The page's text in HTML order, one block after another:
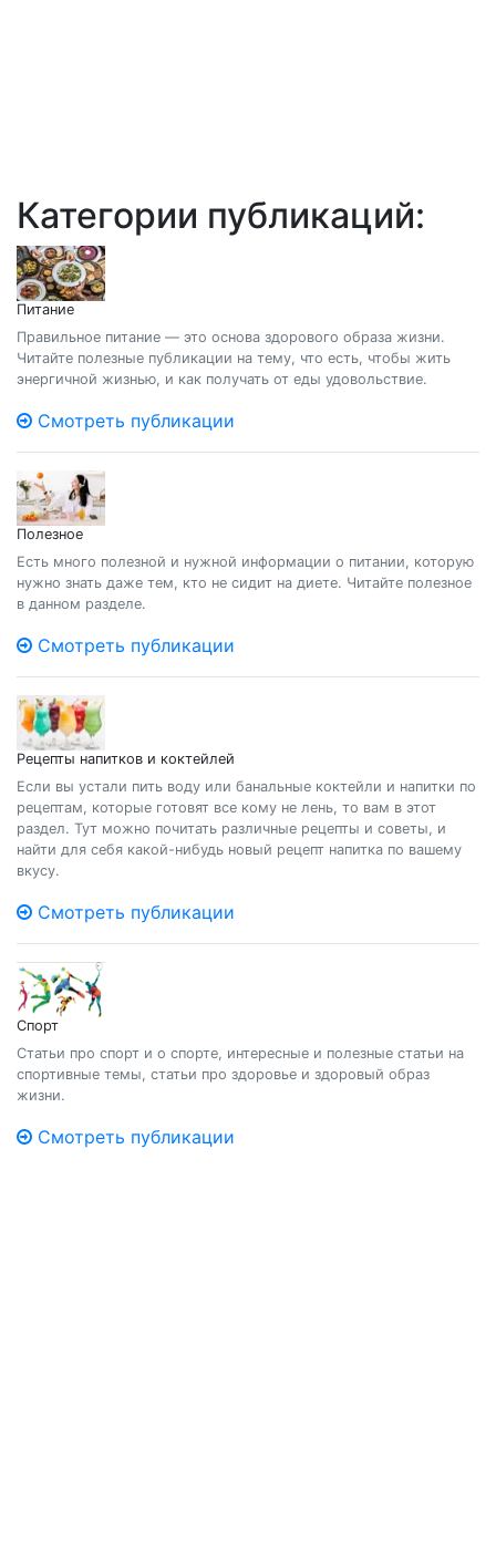
Категории публикаций:
Питание
Правильное питание — это основа здорового образа жизни.
Читайте полезные публикации на тему, что есть, чтобы жить
энергичной жизнью, и как получать от еды удовольствие.
Смотреть публикации
Полезное
Есть много полезной и нужной информации о питании, которую
нужно знать даже тем, кто не сидит на диете. Читайте полезное
в данном разделе.
Смотреть публикации
Рецепты напитков и коктейлей
Если вы устали пить воду или банальные коктейли и напитки по
рецептам, которые готовят все кому не лень, то вам в этот
раздел. Тут можно почитать различные рецепты и советы, и
найти для себя какой-нибудь новый рецепт напитка по вашему
вкусу.
Смотреть публикации
Спорт
Статьи про спорт и о спорте, интересные и полезные статьи на
спортивные темы, статьи про здоровье и здоровый образ
жизни.
Смотреть публикации